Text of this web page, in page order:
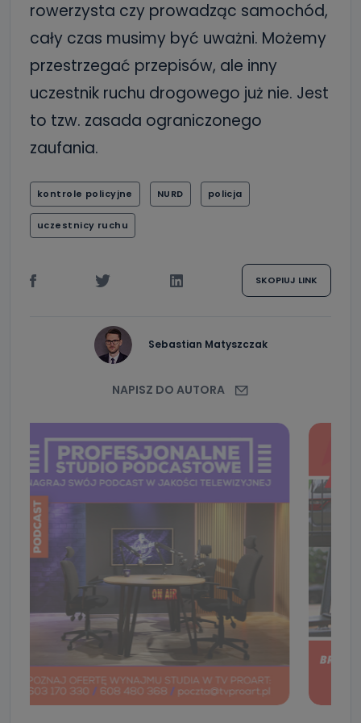
rowerzysta czy prowadząc samochód,
cały czas musimy być uważni. Możemy
przestrzegać przepisów, ale inny
uczestnik ruchu drogowego już nie. Jest
to tzw. zasada ograniczonego
zaufania.
kontrole policyjne NURD policja
uczestnicy ruchu
SKOPIUJ LINK
Sebastian Matyszczak
NAPISZ DO AUTORA